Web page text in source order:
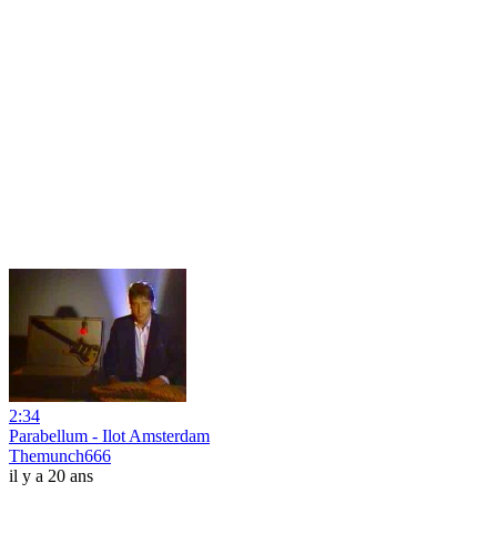
2:34
Parabellum - Ilot Amsterdam
Themunch666
il y a 20 ans